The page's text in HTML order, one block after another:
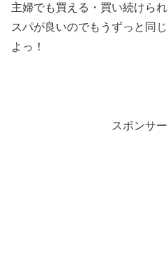
主婦でも買える・買い続けら
スパが良いのでもうずっと同
よっ！
スポンサ